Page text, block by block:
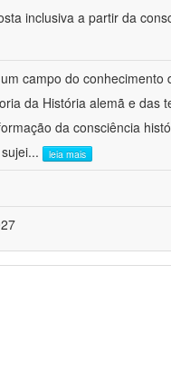
inclusiva a partir da
campo do conhecimento
da História alemã e das
da consciência
... leia mais